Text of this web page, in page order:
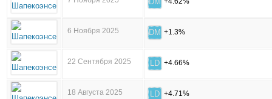
6 Ноября 2025 DM +1.3%
22 Сентября 2025 LD +4.66%
18 Августа 2025 LD +4.71%